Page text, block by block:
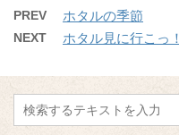
PREV ホタルの季節
NEXT ホタル見に行こっ！